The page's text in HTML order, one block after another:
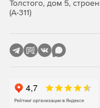
Exchange Server
семейства
Толстого, дом 5,
(А-311)